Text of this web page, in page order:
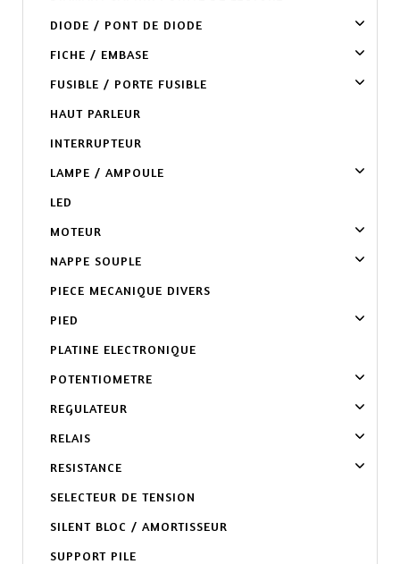
DIODE / PONT DE DIODE
FICHE / EMBASE
FUSIBLE / PORTE FUSIBLE
HAUT PARLEUR
INTERRUPTEUR
LAMPE / AMPOULE
LED
MOTEUR
NAPPE SOUPLE
PIECE MECANIQUE DIVERS
PIED
PLATINE ELECTRONIQUE
POTENTIOMETRE
REGULATEUR
RELAIS
RESISTANCE
SELECTEUR DE TENSION
SILENT BLOC / AMORTISSEUR
SUPPORT PILE